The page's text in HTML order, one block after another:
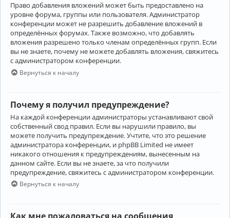
Право добавления вложений может быть предоставлено на
уровне форума, группы или пользователя. Администратор
конференции может не разрешить добавление вложений в
определённых форумах. Также возможно, что добавлять
вложения разрешено только членам определённых групп. Если
вы не знаете, почему не можете добавлять вложения, свяжитесь
с администратором конференции.
Вернуться к началу
Почему я получил предупреждение?
На каждой конференции администраторы устанавливают свой
собственный свод правил. Если вы нарушили правило, вы
можете получить предупреждение. Учтите, что это решение
администратора конференции, и phpBB Limited не имеет
никакого отношения к предупреждениям, вынесенным на
данном сайте. Если вы не знаете, за что получили
предупреждение, свяжитесь с администратором конференции.
Вернуться к началу